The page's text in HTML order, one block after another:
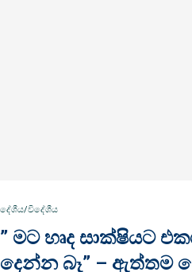
දේශීය/විදේශීය
” මට හෘද සාක්ෂියට
දෙන්න බෑ” – ඇත්තම